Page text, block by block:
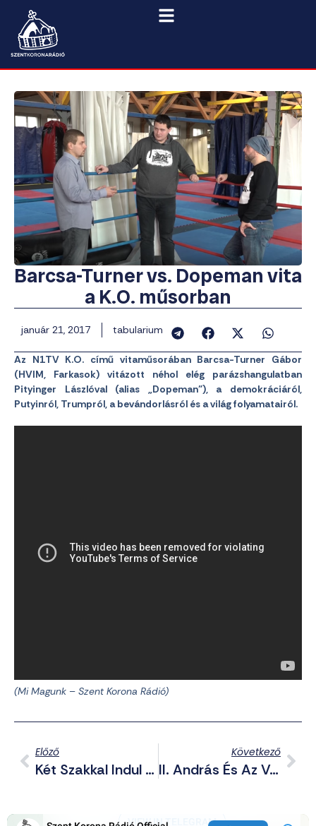
Barcsa-Turner vs. Dopeman vita
a K.O. műsorban
január 21, 2017 tabularium
Az N1TV K.O. című vitaműsorában Barcsa-Turner Gábor
(HVIM, Farkasok) vitázott néhol elég parázshangulatban
Pityinger Lászlóval (alias „Dopeman”), a demokráciáról,
Putyinról, Trumpról, a bevándorlásról és a világ folyamatairól.
(Mi Magunk – Szent Korona Rádió)
Előző
Két Szakkal Indul A Szent Korona Szabadegyetem
Következő
II. András És Az V. Keresztes Hadjárat